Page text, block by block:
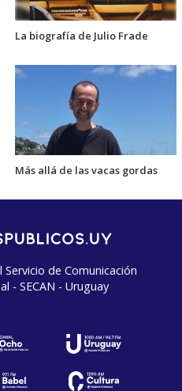
La biografía de Julio Frade
Más allá de las vacas gordas
de Comunicación
- SECAN - Uruguay